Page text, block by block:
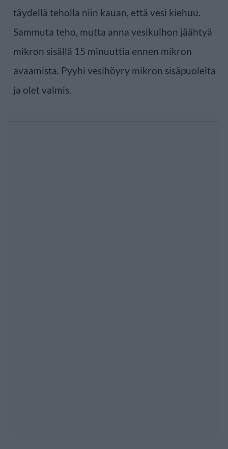
täydellä teholla niin kauan, että vesi kiehuu.
Sammuta teho, mutta anna vesikulhon jäähtyä
mikron sisällä 15 minuuttia ennen mikron
avaamista. Pyyhi vesihöyry mikron sisäpuolelta
ja olet valmis.